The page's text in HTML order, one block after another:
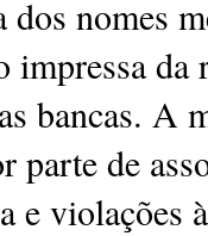
nomes
impressa da
bancas. A
parte de
e violações